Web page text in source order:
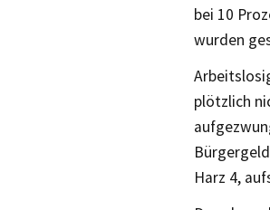
bei 10
wurden
plötzlich
Harz 4,